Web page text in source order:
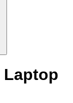
Laptop